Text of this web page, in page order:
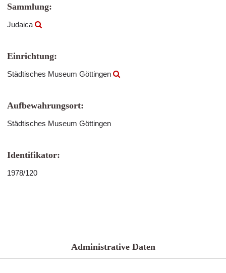
Sammlung:
Judaica
Einrichtung:
Städtisches Museum Göttingen
Aufbewahrungsort:
Städtisches Museum Göttingen
Identifikator:
1978/120
Administrative Daten